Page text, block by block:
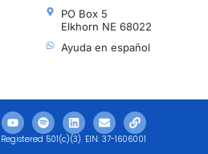
PO Box 5
Elkhorn NE 68022
Ayuda en español
501(c)(3). EIN: 37-1606001